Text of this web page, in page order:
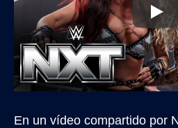
En un vídeo compartido por